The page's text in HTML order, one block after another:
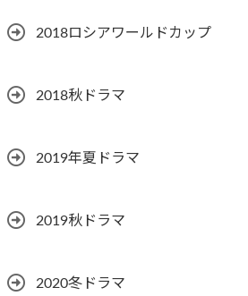
2018ロシアワールドカップ
2018秋ドラマ
2019年夏ドラマ
2019秋ドラマ
2020冬ドラマ